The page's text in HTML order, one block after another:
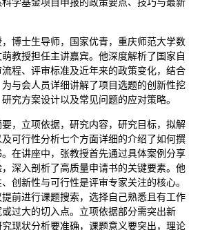
学基金项目申报的政策要点、技巧与最新
博士生导师，国家优青，重庆师范大学数
教授担任主讲嘉宾。他深度解析了国家自
程、评审标准及近年来的政策变化，结合
与会人员详细讲解了项目选题的创新性挖
究方案设计以及常见问题的应对策略。
，立项依据，研究内容，研究目标，拟解
可行性分析七个方面详细的介绍了如何撰
在讲座中，张教授首先通过具体案例分享
，深入剖析了高质量申请书的关键要素。他
创新性与可行性是评审专家关注的核心。
前进行课题搜索，选择自己熟悉且有工作
过大的切入点。立项依据部分需突出新
现状分析要准确，课题意义要突出，理论